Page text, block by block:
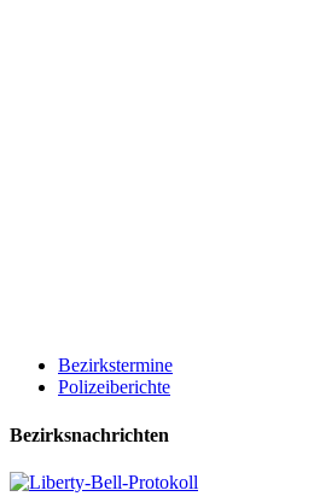
Bezirkstermine
Polizeiberichte
Bezirksnachrichten